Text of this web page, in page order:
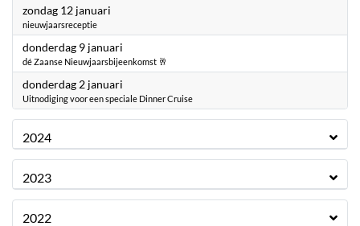
zondag 12 januari
nieuwjaarsreceptie
donderdag 9 januari
dé Zaanse Nieuwjaarsbijeenkomst 🥂
donderdag 2 januari
Uitnodiging voor een speciale Dinner Cruise
2024
2023
2022